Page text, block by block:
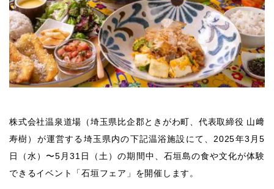
株式会社温泉道場（埼玉県比企郡ときがわ町、代表取締役 山﨑
寿樹）が運営する埼玉県内の下記温浴施設にて、2025年3月5
日（水）〜5月31日（土）の期間中、石垣島の食や文化が体験
できるイベント「石垣フェア」を開催します。